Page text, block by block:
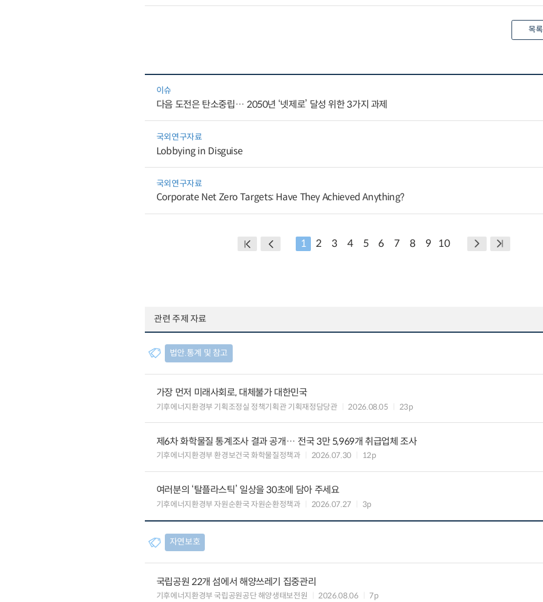
목
이슈
다음 도전은 탄소중립… 2050년 ‘넷제로’ 달성 위한 3가지 과제
국외연구자료
Lobbying in Disguise
국외연구자료
Corporate Net Zero Targets: Have They Achieved Anything?
1 2 3 4 5 6 7 8 9 10
관련 주제 자료
법안.통계 및 참고
가장 먼저 미래사회로, 대체불가 대한민국
기후에너지환경부 기획조정실 정책기획관 기획재정담당관 2026.08.05 23p
제6차 화학물질 통계조사 결과 공개… 전국 3만 5,969개 취급업체 조사
기후에너지환경부 환경보건국 화학물질정책과 2026.07.30 12p
여러분의 ‘탈플라스틱’ 일상을 30초에 담아 주세요
기후에너지환경부 자원순환국 자원순환정책과 2026.07.27 3p
자연보호
국립공원 22개 섬에서 해양쓰레기 집중관리
기후에너지환경부 국립공원공단 해양생태보전원 2026.08.06 7p